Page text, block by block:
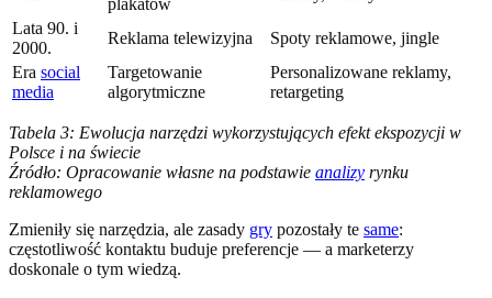
plakatów
Lata 90. i
2000.
Reklama telewizyjna
Spoty reklamowe, jingle
Era social
media
Targetowanie
algorytmiczne
Personalizowane reklamy,
retargeting
Tabela 3: Ewolucja narzędzi wykorzystujących efekt ekspozycji w
Polsce i na świecie
Źródło: Opracowanie własne na podstawie analizy rynku
reklamowego
Zmieniły się narzędzia, ale zasady gry pozostały te same:
częstotliwość kontaktu buduje preferencje — a marketerzy
doskonale o tym wiedzą.